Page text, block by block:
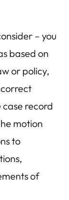
– you
based on
or policy,
case record
motion
to
of